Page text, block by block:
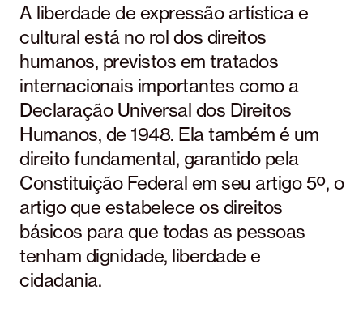
A liberdade de expressão artística e
cultural está no rol dos direitos
humanos, previstos em tratados
internacionais importantes como a
Declaração Universal dos Direitos
Humanos, de 1948. Ela também é um
direito fundamental, garantido pela
Constituição Federal em seu artigo 5º, o
artigo que estabelece os direitos
básicos para que todas as pessoas
tenham dignidade, liberdade e
cidadania.